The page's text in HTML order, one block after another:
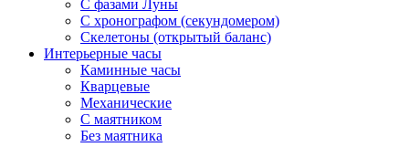
С фазами Луны
С хронографом (секундомером)
Скелетоны (открытый баланс)
Интерьерные часы
Каминные часы
Кварцевые
Механические
С маятником
Без маятника